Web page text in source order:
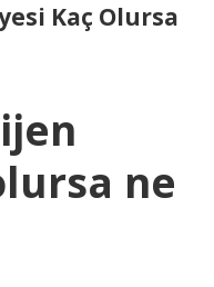
Kaç Olursa
ne